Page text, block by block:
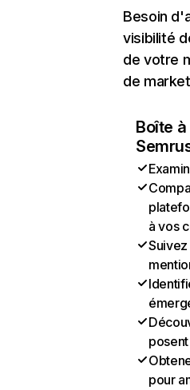
Besoin
visibilité
de votre
de
Boîte
à vos
pour